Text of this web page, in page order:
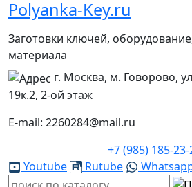
Polyanka-Key.ru
Заготовки ключей,
материала
г. Москва, м. Говорово,
19к.2, 2-ой этаж
E-mail: 2260284@mail.ru
+7 (985) 185-
Youtube
Rutube